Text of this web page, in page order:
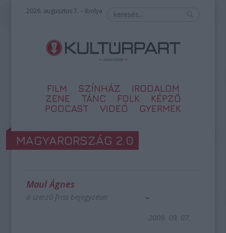
2026. augusztus 7. – Ibolya
FILM SZÍNHÁZ
IRODALOM
ZENE
TÁNC FOLK
KÉPZŐ
PODCAST
VIDEÓ GYERMEK
MAGYARORSZÁG 2.0
Maul Ágnes
a szerző friss bejegyzései
2009. 09. 07.